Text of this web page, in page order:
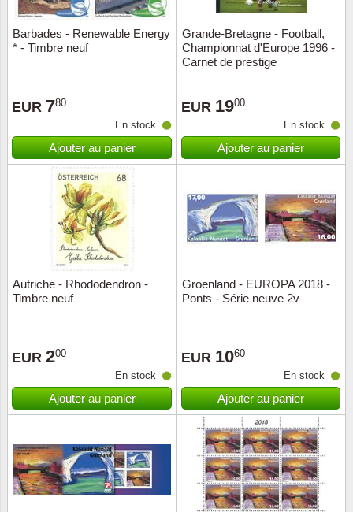
Barbades - Renewable Energy
* - Timbre neuf
EUR 780
En stock
Ajouter au panier
Grande-Bretagne - Football,
Championnat d'Europe 1996 -
Carnet de prestige
EUR 1900
En stock
Ajouter au panier
Autriche - Rhododendron -
Timbre neuf
EUR 200
En stock
Ajouter au panier
Groenland - EUROPA 2018 -
Ponts - Série neuve 2v
EUR 1060
En stock
Ajouter au panier
Islande
Irlande
Malte